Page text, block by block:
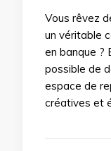
Vous rêvez
un véritable
en banque ?
possible de
espace de
créatives et